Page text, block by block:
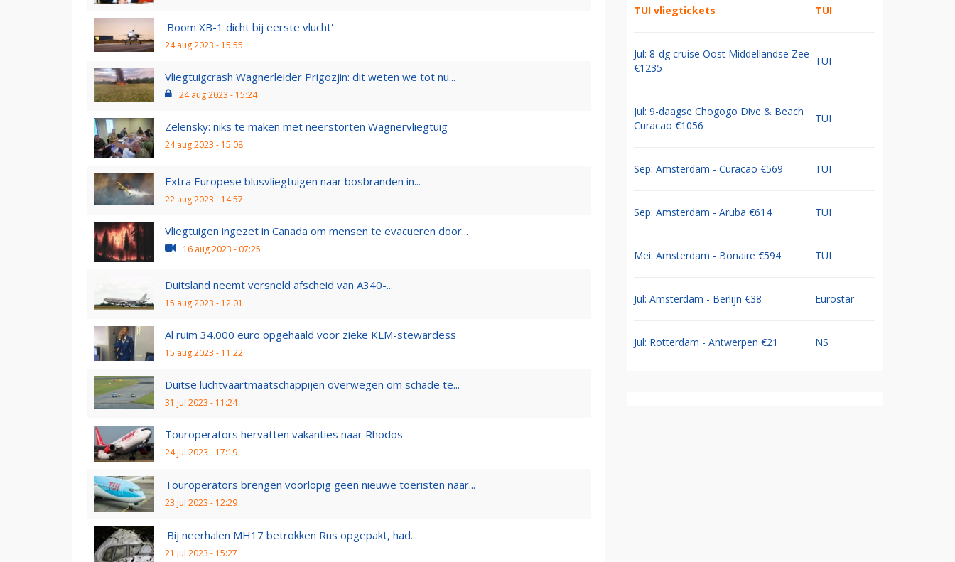
'Boom XB-1 dicht bij eerste vlucht'
24 aug 2023 - 15:55
Vliegtuigcrash Wagnerleider Prigozjin: dit weten we tot nu...
24 aug 2023 - 15:24
Zelensky: niks te maken met neerstorten Wagnervliegtuig
24 aug 2023 - 15:08
Extra Europese blusvliegtuigen naar bosbranden in...
22 aug 2023 - 14:57
Vliegtuigen ingezet in Canada om mensen te evacueren door...
16 aug 2023 - 07:25
Duitsland neemt versneld afscheid van A340-...
15 aug 2023 - 12:01
Al ruim 34.000 euro opgehaald voor zieke KLM-stewardess
15 aug 2023 - 11:22
Duitse luchtvaartmaatschappijen overwegen om schade te...
31 jul 2023 - 11:24
Touroperators hervatten vakanties naar Rhodos
24 jul 2023 - 17:19
Touroperators brengen voorlopig geen nieuwe toeristen naar...
23 jul 2023 - 12:29
'Bij neerhalen MH17 betrokken Rus opgepakt, had...
21 jul 2023 - 15:27
TUI vliegtickets TUI
Jul: 8-dg cruise Oost Middellandse Zee
€1235
TUI
Jul: 9-daagse Chogogo Dive & Beach
Curacao €1056
TUI
Sep: Amsterdam - Curacao €569 TUI
Sep: Amsterdam - Aruba €614 TUI
Mei: Amsterdam - Bonaire €594 TUI
Jul: Amsterdam - Berlijn €38 Eurostar
Jul: Rotterdam - Antwerpen €21 NS